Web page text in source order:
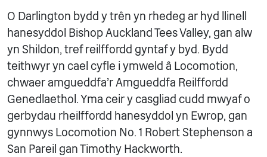
O Darlington bydd y trên yn rhedeg ar hyd llinell
hanesyddol Bishop Auckland Tees Valley, gan alw
yn Shildon, tref reilffordd gyntaf y byd. Bydd
teithwyr yn cael cyfle i ymweld â Locomotion,
chwaer amgueddfa'r Amgueddfa Reilffordd
Genedlaethol. Yma ceir y casgliad cudd mwyaf o
gerbydau rheilffordd hanesyddol yn Ewrop, gan
gynnwys Locomotion No. 1 Robert Stephenson a
San Pareil gan Timothy Hackworth.